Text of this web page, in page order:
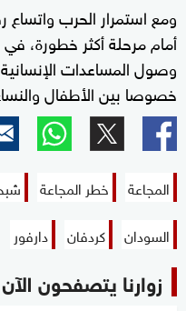
ومع استمرار الحرب واتساع
أمام مرحلة أكثر خطورة،
وصول المساعدات
خصوصا بين الأطفال
المجاعة خطر المجاعة
السودان
كردفان دارفور
زوارنا يتصفحون الآن